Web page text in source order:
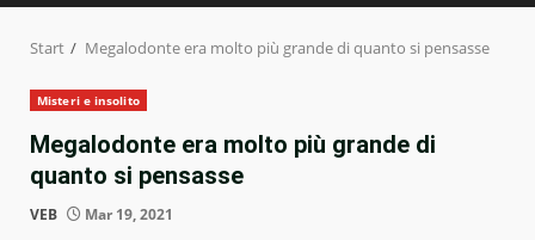
Start Megalodonte era molto più grande di quanto si pensasse
Misteri e insolito
Megalodonte era molto più grande di
quanto si pensasse
VEB Mar 19, 2021